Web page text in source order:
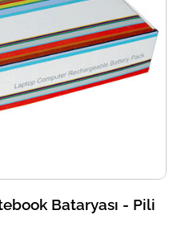
Bataryası - Pili